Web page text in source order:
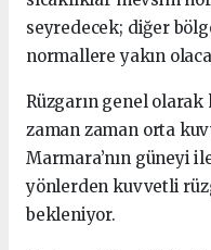
seyredecek; diğer
normallere yakın
Rüzgarın genel
zaman zaman orta
Marmara’nın güneyi
yönlerden kuvvetli
bekleniyor.